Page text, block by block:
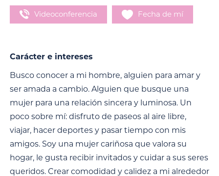
Videoconferencia Fecha de mí
Carácter e intereses
Busco conocer a mi hombre, alguien para amar y
ser amada a cambio. Alguien que busque una
mujer para una relación sincera y luminosa. Un
poco sobre mí: disfruto de paseos al aire libre,
viajar, hacer deportes y pasar tiempo con mis
amigos. Soy una mujer cariñosa que valora su
hogar, le gusta recibir invitados y cuidar a sus seres
queridos. Crear comodidad y calidez a mi alrededor